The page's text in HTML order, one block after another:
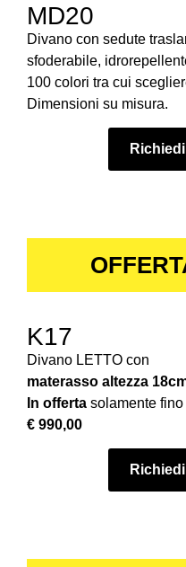
MD20
Divano con sedute
sfoderabile,
100 colori tra cui
Dimensioni su misura.
K17
Divano LETTO con
materasso altezza
In offerta solamente
€ 990,00